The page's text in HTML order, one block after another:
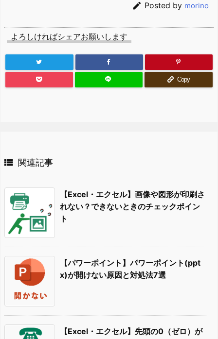
 Posted by morino
よろしければシェアお願いします
Copy
 関連記事
【Excel・エクセル】画像や図形が印刷さ
れない？できないときのチェックポイン
ト
【パワーポイント】パワーポイント(ppt
x)が開けない原因と対処法7選
【Excel・エクセル】先頭の0（ゼロ）が